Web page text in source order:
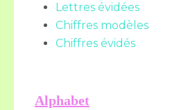
Lettres évidées
Chiffres modèles
Chiffres évidés
Alphabet